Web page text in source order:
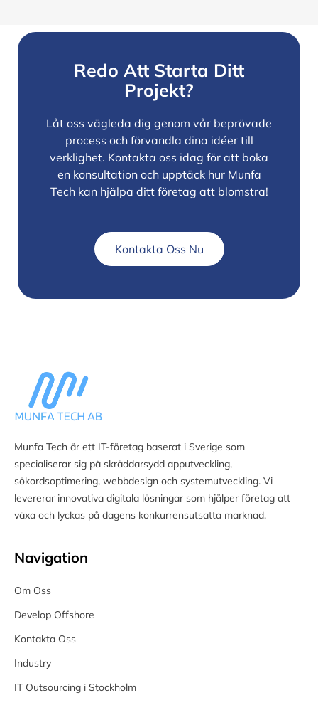
Redo Att Starta Ditt
Projekt?
Låt oss vägleda dig genom vår beprövade
process och förvandla dina idéer till
verklighet. Kontakta oss idag för att boka
en konsultation och upptäck hur Munfa
Tech kan hjälpa ditt företag att blomstra!
Kontakta Oss Nu
Munfa Tech är ett IT-företag baserat i Sverige som
specialiserar sig på skräddarsydd apputveckling,
sökordsoptimering, webbdesign och systemutveckling. Vi
levererar innovativa digitala lösningar som hjälper företag att
växa och lyckas på dagens konkurrensutsatta marknad.
Navigation
Om Oss
Develop Offshore
Kontakta Oss
Industry
IT Outsourcing i Stockholm